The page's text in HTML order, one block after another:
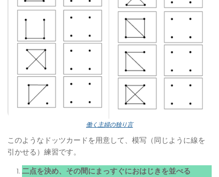
働く主婦の独り言
このようなドッツカードを用意して、模写（同じように線を
引かせる）練習です。
二点を決め、その間にまっすぐにおはじきを並べる